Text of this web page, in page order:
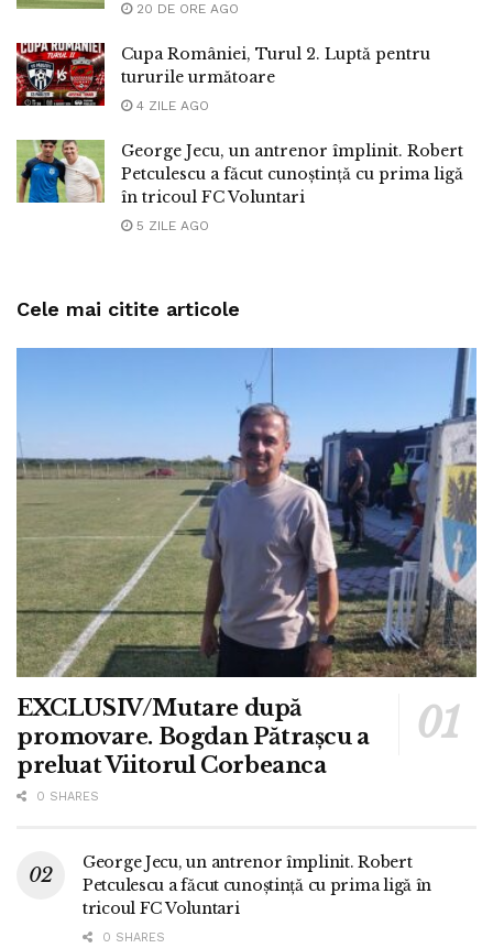
20 DE ORE AGO
Cupa României, Turul 2. Luptă pentru
tururile următoare
4 ZILE AGO
George Jecu, un antrenor împlinit. Robert
Petculescu a făcut cunoștință cu prima ligă
în tricoul FC Voluntari
5 ZILE AGO
Cele mai citite articole
EXCLUSIV/Mutare după
promovare. Bogdan Pătrașcu a
preluat Viitorul Corbeanca
0 SHARES
George Jecu, un antrenor împlinit. Robert
Petculescu a făcut cunoștință cu prima ligă în
tricoul FC Voluntari
0 SHARES